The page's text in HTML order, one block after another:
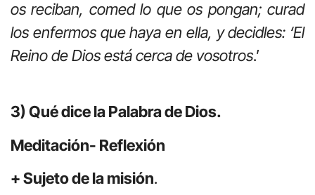
os reciban, comed lo que os pongan; curad
los enfermos que haya en ella, y decidles: ‘El
Reino de Dios está cerca de vosotros.’
3) Qué dice la Palabra de Dios.
Meditación- Reflexión
+ Sujeto de la misión.